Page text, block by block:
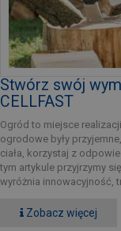
Stwórz swój
CELLFAST
Ogród to miejsce
ogrodowe były
ciała, korzystaj z
tym artykule przyjrzymy
wyróżnia innowacyjność,
Zobacz więcej